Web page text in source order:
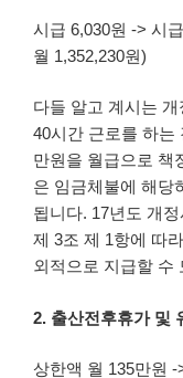
시급 6,030원 -> 시
월 1,352,230원)
다들 알고 계시는
40시간 근로를 하는
만원을 월급으로 책
은 임금체불에 해당
됩니다. 17년도 개
제 3조 제 1항에 따
외적으로 지급할 수
2. 출산전후휴가 및
상한액 월 135만원 -